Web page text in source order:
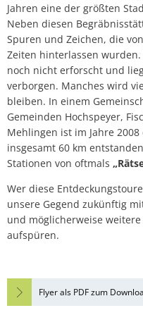
Jahren eine der größten
Neben diesen
Spuren und Zeichen, die
Zeiten hinterlassen
noch nicht erforscht und
verborgen. Manches wird
bleiben. In einem
Gemeinden Hochspeyer,
Mehlingen ist im Jahre
insgesamt 60 km
Stationen von oftmals
Wer diese
unsere Gegend zukünftig
und möglicherweise
aufspüren.
Flyer als PDF zum